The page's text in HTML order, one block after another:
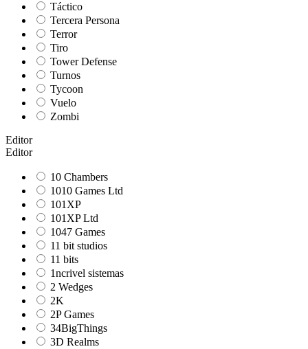
Táctico
Tercera Persona
Terror
Tiro
Tower Defense
Turnos
Tycoon
Vuelo
Zombi
Editor
Editor
10 Chambers
1010 Games Ltd
101XP
101XP Ltd
1047 Games
11 bit studios
11 bits
1ncrivel sistemas
2 Wedges
2K
2P Games
34BigThings
3D Realms